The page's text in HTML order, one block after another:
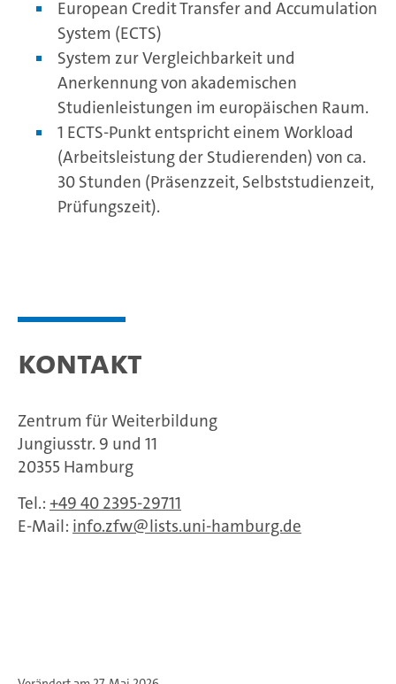
European Credit Transfer and Accumulation
System (ECTS)
System zur Vergleichbarkeit und
Anerkennung von akademischen
Studienleistungen im europäischen Raum.
1 ECTS-Punkt entspricht einem Workload
(Arbeitsleistung der Studierenden) von ca.
30 Stunden (Präsenzzeit, Selbststudienzeit,
Prüfungszeit).
Kontakt
Zentrum für Weiterbildung
Jungiusstr. 9 und 11
20355 Hamburg
Tel.: +49 40 2395-29711
E-Mail: info.zfw lists.uni-hamburg.de